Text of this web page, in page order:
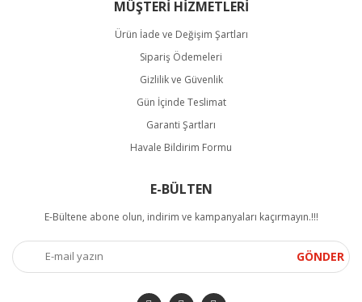
MÜŞTERİ HİZMETLERİ
Ürün İade ve Değişim Şartları
Sipariş Ödemeleri
Gizlilik ve Güvenlik
Gün İçinde Teslimat
Garanti Şartları
Havale Bildirim Formu
E-BÜLTEN
E-Bültene abone olun, indirim ve kampanyaları kaçırmayın.!!!
GÖNDER